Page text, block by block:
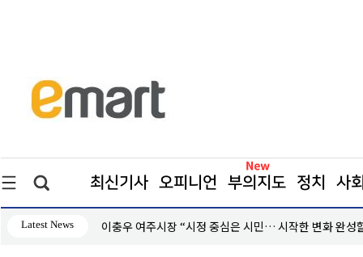
최신기사 오피니언 부의지도 정치 사
Latest News 이충우 여주시장 “시정 중심은 시민… 시작한 변화 완성